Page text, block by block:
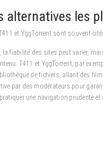
alternatives les
et YggTorrent sont souvent
la fiabilité des sites peut varier,
T411 et YggTorrent, par
de fichiers, allant des
par des modérateurs pour
une navigation prudente